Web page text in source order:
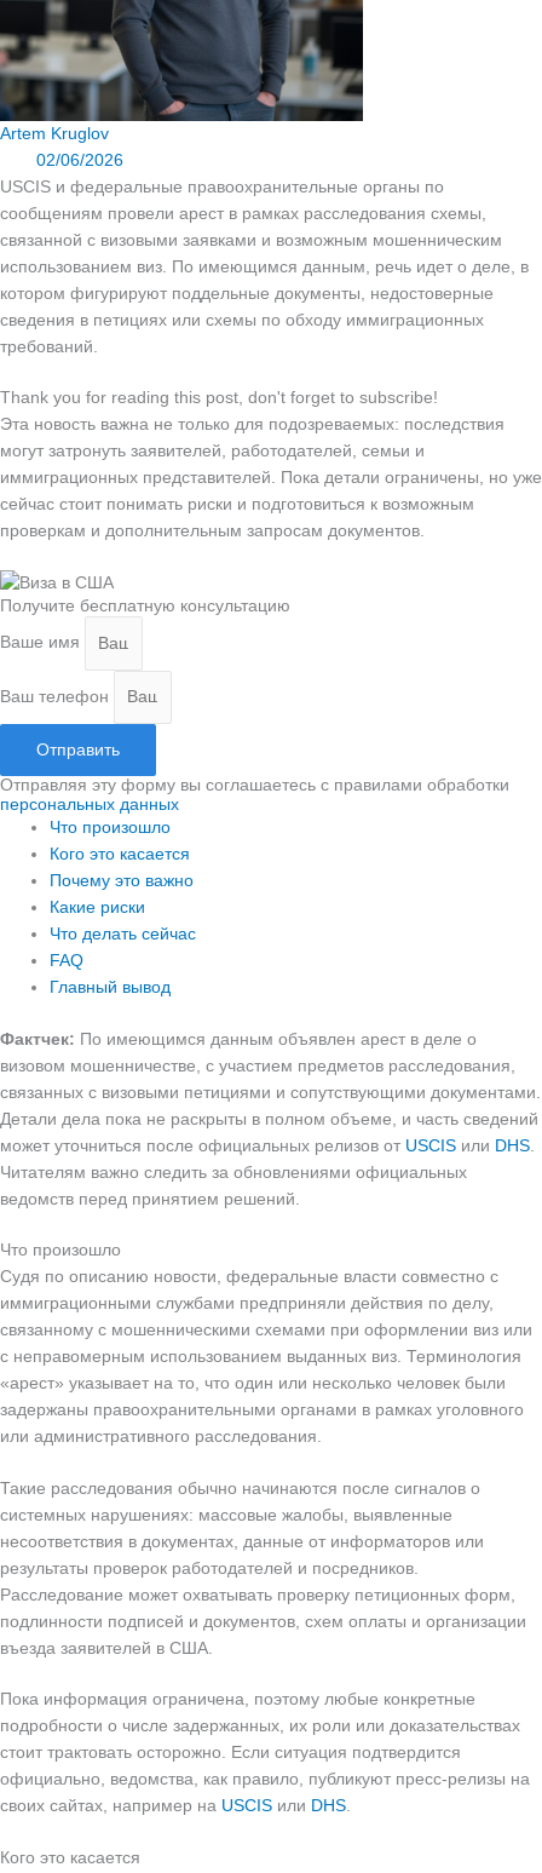
Artem Kruglov
02/06/2026
USCIS и федеральные правоохранительные органы по
сообщениям провели арест в рамках расследования схемы,
связанной с визовыми заявками и возможным мошенническим
использованием виз. По имеющимся данным, речь идет о деле, в
котором фигурируют поддельные документы, недостоверные
сведения в петициях или схемы по обходу иммиграционных
требований.
Thank you for reading this post, don't forget to subscribe!
Эта новость важна не только для подозреваемых: последствия
могут затронуть заявителей, работодателей, семьи и
иммиграционных представителей. Пока детали ограничены, но уже
сейчас стоит понимать риски и подготовиться к возможным
проверкам и дополнительным запросам документов.
Получите бесплатную консультацию
Ваше имя
Ваш телефон
Отправить
Отправляя эту форму вы соглашаетесь с правилами обработки
персональных данных
Что произошло
Кого это касается
Почему это важно
Какие риски
Что делать сейчас
FAQ
Главный вывод
Фактчек: По имеющимся данным объявлен арест в деле о
визовом мошенничестве, с участием предметов расследования,
связанных с визовыми петициями и сопутствующими документами.
Детали дела пока не раскрыты в полном объеме, и часть сведений
может уточниться после официальных релизов от USCIS или DHS
Читателям важно следить за обновлениями официальных
ведомств перед принятием решений.
Что произошло
Судя по описанию новости, федеральные власти совместно с
иммиграционными службами предприняли действия по делу,
связанному с мошенническими схемами при оформлении виз или
с неправомерным использованием выданных виз. Терминология
«арест» указывает на то, что один или несколько человек были
задержаны правоохранительными органами в рамках уголовного
или административного расследования.
Такие расследования обычно начинаются после сигналов о
системных нарушениях: массовые жалобы, выявленные
несоответствия в документах, данные от информаторов или
результаты проверок работодателей и посредников.
Расследование может охватывать проверку петиционных форм,
подлинности подписей и документов, схем оплаты и организации
въезда заявителей в США.
Пока информация ограничена, поэтому любые конкретные
подробности о числе задержанных, их роли или доказательствах
стоит трактовать осторожно. Если ситуация подтвердится
официально, ведомства, как правило, публикуют пресс-релизы на
своих сайтах, например на USCIS или DHS.
Кого это касается